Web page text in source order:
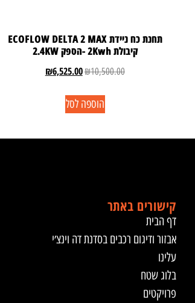
תחנת כח ניידת ECOFLOW DELTA 2 MAX
קיבולת 2Kwh -הספק 2.4KW
₪10,500.00
₪6,525.00
הוספה לסל
קישורים באתר
דף הבית
אבזור ודיגום רכבים בסדנת דה וינצ׳י
עלינו
בלוג שטח
פרויקטים